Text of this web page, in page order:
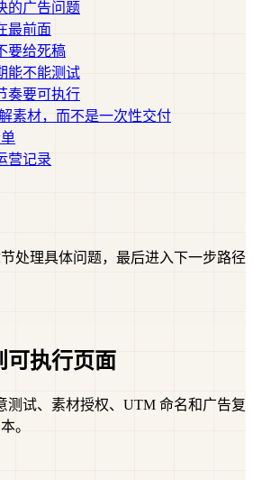
的广告问题
最前面
要给死稿
能不能测试
奏要可执行
素材，而不是一次性交付
营记录
处理具体问题，最后进入下一步路径
可执行页面
测试、素材授权、UTM 命名和广告复
。